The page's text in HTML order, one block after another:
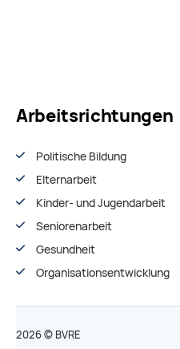
Arbeitsrichtungen
Politische Bildung
Elternarbeit
Kinder- und Jugendarbeit
Seniorenarbeit
Gesundheit
Organisationsentwiсklung
2026 © BVRE